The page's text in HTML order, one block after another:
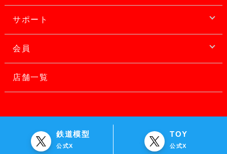
サポート
会員
店舗一覧
鉄道模型
公式X
TOY
公式X